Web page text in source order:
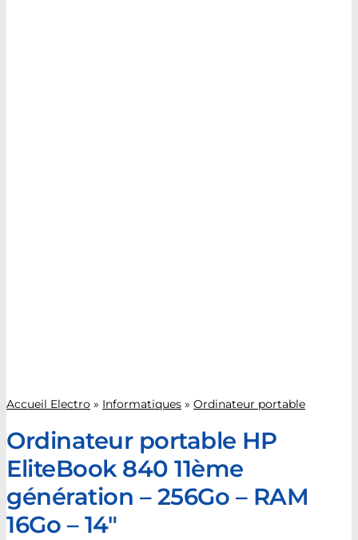
Accueil Electro » Informatiques » Ordinateur portable
Ordinateur portable HP
EliteBook 840 11ème
génération – 256Go – RAM
16Go – 14″